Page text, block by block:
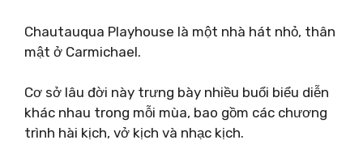
Chautauqua Playhouse là một nhà hát nhỏ, thân
mật ở Carmichael.
Cơ sở lâu đời này trưng bày nhiều buổi biểu diễn
khác nhau trong mỗi mùa, bao gồm các chương
trình hài kịch, vở kịch và nhạc kịch.